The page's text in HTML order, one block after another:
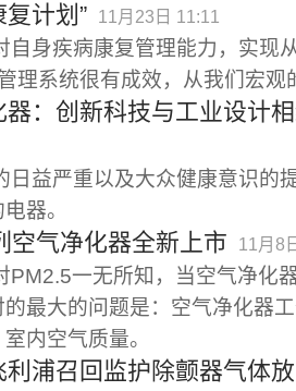
计划”
11月23日 11:11
自身疾病康复管理能力，实现
理系统很有成效，从我们宏观
：创新科技与工业设计
日益严重以及大众健康意识的
器。
空气净化器全新上市 11月8
PM2.5一无所知，当空气净化
最大的问题是：空气净化器
内空气质量。
浦召回监护除颤器气体